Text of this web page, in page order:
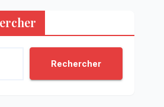
Rechercher